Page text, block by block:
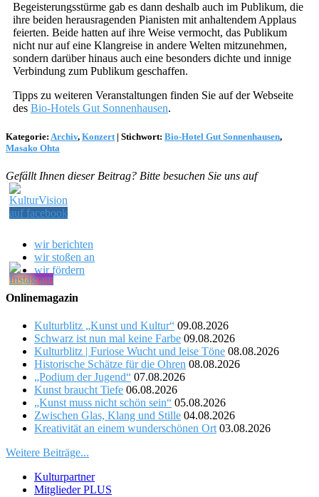
Begeisterungsstürme gab es dann deshalb auch im Publikum, die
ihre beiden herausragenden Pianisten mit anhaltendem Applaus
feierten. Beide hatten auf ihre Weise vermocht, das Publikum
nicht nur auf eine Klangreise in andere Welten mitzunehmen,
sondern darüber hinaus auch eine besonders dichte und innige
Verbindung zum Publikum geschaffen.
Tipps zu weiteren Veranstaltungen finden Sie auf der Webseite
des Bio-Hotels Gut Sonnenhausen.
Kategorie: Archiv, Konzert | Stichwort: Bio-Hotel Gut Sonnenhausen,
Masako Ohta
Gefällt Ihnen dieser Beitrag? Bitte besuchen Sie uns auf
wir berichten
wir stoßen an
wir fördern
Onlinemagazin
Kulturblitz „Kunst und Kultur“ 09.08.2026
Schwarz ist nun mal keine Farbe 09.08.2026
Kulturblitz | Furiose Wucht und leise Töne 08.08.2026
Historische Schätze für die Ohren 08.08.2026
„Podium der Jugend“ 07.08.2026
Kunst braucht Tiefe 06.08.2026
„Kunst muss nicht schön sein“ 05.08.2026
Zwischen Glas, Klang und Stille 04.08.2026
Kreativität an einem wunderschönen Ort 03.08.2026
Weitere Beiträge...
Kulturpartner
Mitglieder PLUS